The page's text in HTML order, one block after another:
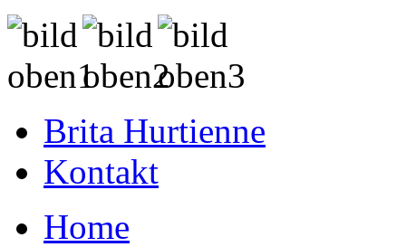
Brita Hurtienne
Kontakt
Home